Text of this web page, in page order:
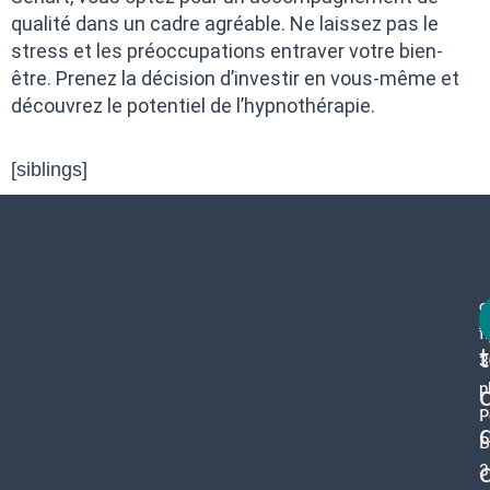
qualité dans un cadre agréable. Ne laissez pas le
stress et les préoccupations entraver votre bien-
être. Prenez la décision d’investir en vous-même et
découvrez le potentiel de l’hypnothérapie.
[siblings]